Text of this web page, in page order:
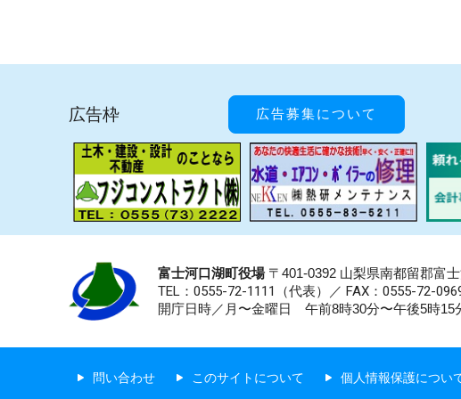
広告枠 広告募集について
富士河口湖町役場〒401-0392 山梨県南都留郡富
TEL：0555-72-1111 （代表）／ FAX：0555-72-
開庁日時／月〜金曜日 午前8時30分〜午後5時15
問い合わせ このサイトについて 個人情報保護につい